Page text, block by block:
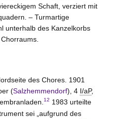
Schaft, verziert mit
– Turmartige
unterhalb des Kanzelkorbs
des Chores. 1901
(Salzhemmendorf), 4 I/aP,
12 1983 urteilte
sei „aufgrund des